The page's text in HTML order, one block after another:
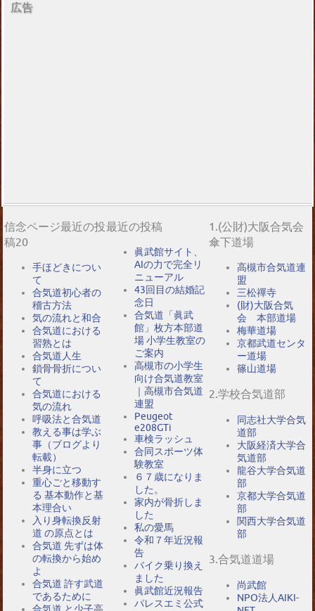
広告
信念ページ最近の投
稿20
手ほどきについ
て
合気道初心者の
稽古方法
気の流れと和合
合気道における
習熟とは
合気道人生
鎖骨骨折につい
て
合気道における
気の流れ
呼吸法と合気道
教える事は学ぶ
事（ブログより
転載）
半身に立つ
重心ごと移動す
る 基本動作と基
本理合い
入り身転換反射
道 の原点とは
合気道 先ずは体
の転換から始め
よ
合気道 許す武道
であるために
最近の投稿
眞武館サイト、
AIの力で完全リ
ニューアル
43回目の結婚記
念日
合気道「眞武
館」枚方本部道
場 小学生教室の
ご案内
高槻市の小学生
向け合気道教室
｜高槻市合気道
連盟
Peugeot
e208GTi
車検ラッシュ
合同スポーツ体
験教室
６７歳になりま
した。
家内が骨折しま
した
私の愛馬
令和７年近況報
告
バイク乗り換え
ました
眞武館近況報告
パレスエミ公式
1.(公財)大阪合気会
傘下道場
高槻市合気道連
盟
三松禪寺
(財)大阪合気
会 本部道場
梅華道場
京都武道センタ
ー道場
篠山道場
2.学校合気道部
同志社大学合気
道部
大阪経済大学合
気道部
龍谷大学合気道
部
京都大学合気道
部
関西大学合気道
部
3.合気道道場
尚武館
NPO法人AIKI-